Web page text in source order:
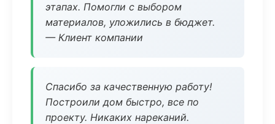
этапах. Помогли с выбором
материалов, уложились в бюджет.
— Клиент компании
Спасибо за качественную работу!
Построили дом быстро, все по
проекту. Никаких нареканий.